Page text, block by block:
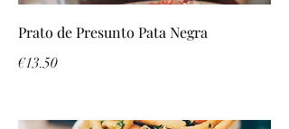
Prato de Presunto Pata Negra
€13.50